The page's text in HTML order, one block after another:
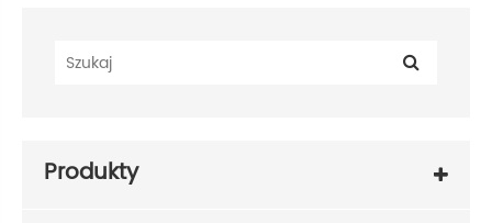
Produkty